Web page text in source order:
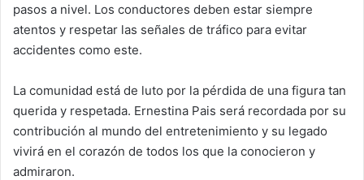
pasos a nivel. Los conductores deben estar siempre
atentos y respetar las señales de tráfico para evitar
accidentes como este.
La comunidad está de luto por la pérdida de una figura tan
querida y respetada. Ernestina Pais será recordada por su
contribución al mundo del entretenimiento y su legado
vivirá en el corazón de todos los que la conocieron y
admiraron.